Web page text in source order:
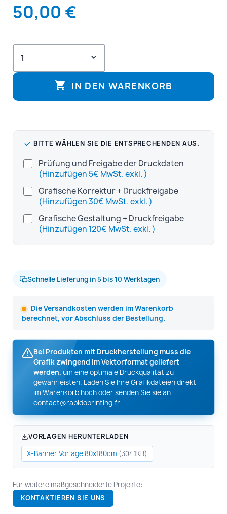
50,00 €
 IN DEN WARENKORB
BITTE WÄHLEN SIE DIE ENTSPRECHENDEN AUS.
Prüfung und Freigabe der Druckdaten
(Hinzufügen 5€ MwSt. exkl. )
Grafische Korrektur + Druckfreigabe
(Hinzufügen 30€ MwSt. exkl. )
Grafische Gestaltung + Druckfreigabe
(Hinzufügen 120€ MwSt. exkl. )
Schnelle Lieferung in 5 bis 10 Werktagen
Die Versandkosten werden im Warenkorb
berechnet, vor Abschluss der Bestellung.
Bei Produkten mit Druckherstellung muss die
Grafik zwingend im Vektorformat geliefert
werden, um eine optimale Druckqualität zu
gewährleisten. Laden Sie Ihre Grafikdateien direkt
im Warenkorb hoch oder senden Sie sie an
contact@rapidoprinting.fr
VORLAGEN HERUNTERLADEN
X-Banner Vorlage 80x180cm (304.1KB)
Für weitere maßgeschneiderte Projekte:
KONTAKTIEREN SIE UNS